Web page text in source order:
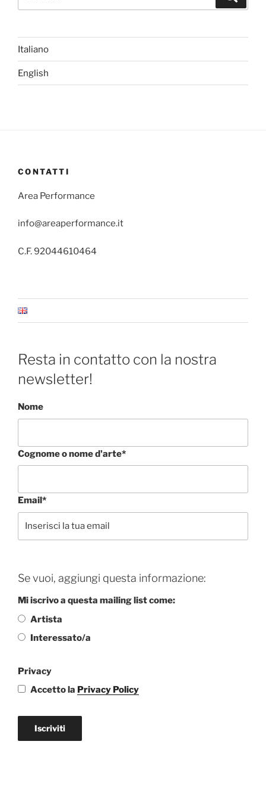
Italiano
English
CONTATTI
Area Performance
info@areaperformance.it
C.F. 92044610464
Resta in contatto con la nostra
newsletter!
Nome
Cognome o nome d'arte*
Email*
Se vuoi, aggiungi questa informazione:
Mi iscrivo a questa mailing list come:
Artista
Interessato/a
Privacy
Accetto la Privacy Policy
Iscriviti